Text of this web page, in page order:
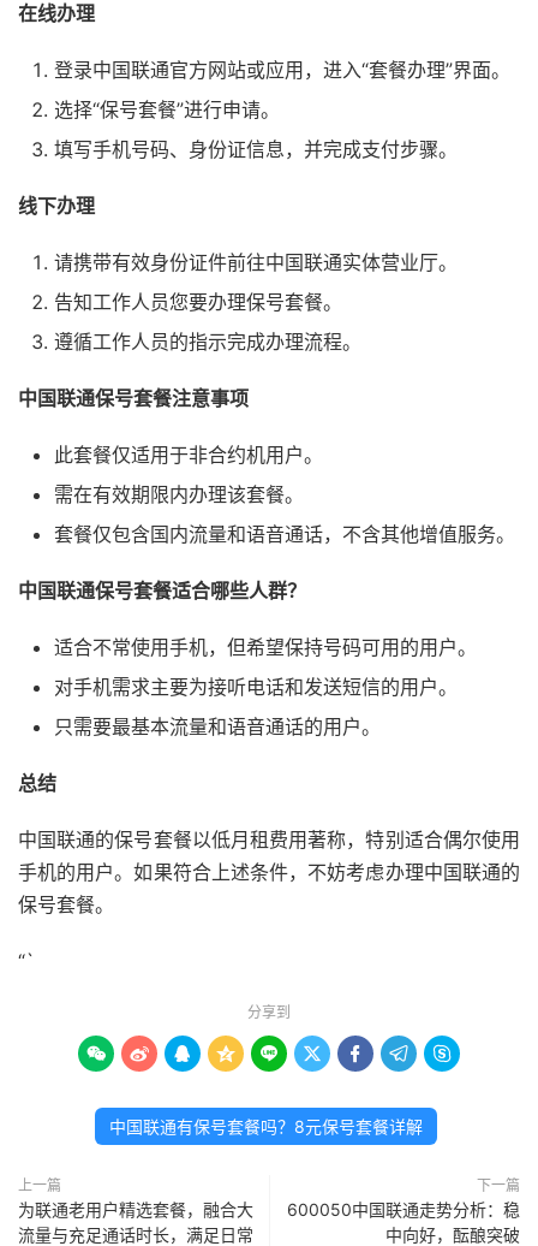
在线办理
登录中国联通官方网站或应用，进入“套餐办理”界面。
选择“保号套餐”进行申请。
填写手机号码、身份证信息，并完成支付步骤。
线下办理
请携带有效身份证件前往中国联通实体营业厅。
告知工作人员您要办理保号套餐。
遵循工作人员的指示完成办理流程。
中国联通保号套餐注意事项
此套餐仅适用于非合约机用户。
需在有效期限内办理该套餐。
套餐仅包含国内流量和语音通话，不含其他增值服务。
中国联通保号套餐适合哪些人群？
适合不常使用手机，但希望保持号码可用的用户。
对手机需求主要为接听电话和发送短信的用户。
只需要最基本流量和语音通话的用户。
总结
中国联通的保号套餐以低月租费用著称，特别适合偶尔使用
手机的用户。如果符合上述条件，不妨考虑办理中国联通的
保号套餐。
“`
分享到
        
中国联通有保号套餐吗？8元保号套餐详解
上一篇
为联通老用户精选套餐，融合大
流量与充足通话时长，满足日常
下一篇
600050中国联通走势分析：稳
中向好，酝酿突破